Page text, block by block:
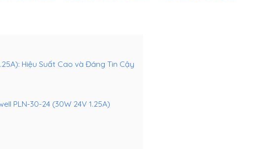
Hiệu Suất Cao và Đáng Tin Cậy
PLN-30-24 (30W 24V 1.25A)